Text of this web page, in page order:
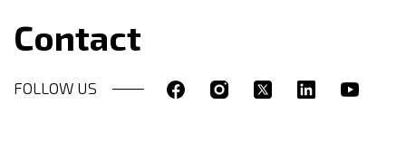
Contact
FOLLOW US